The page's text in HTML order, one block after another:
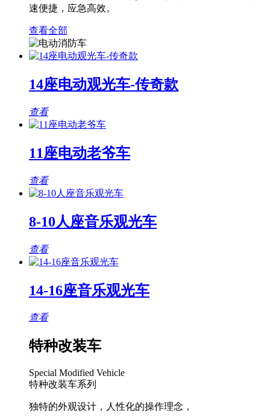
速便捷，应急高效。
查看全部
14座电动观光车-传奇款
查看
11座电动老爷车
查看
8-10人座音乐观光车
查看
14-16座音乐观光车
查看
特种改装车
Special Modified Vehicle
特种改装车系列
独特的外观设计，人性化的操作理念，